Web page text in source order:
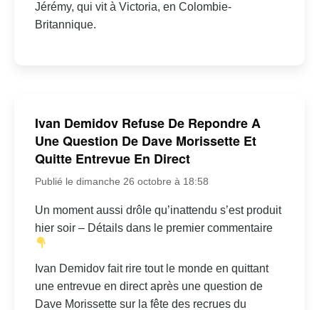
Jérémy, qui vit à Victoria, en Colombie-
Britannique.
Ivan Demidov Refuse De Repondre A
Une Question De Dave Morissette Et
Quitte Entrevue En Direct
Publié le dimanche 26 octobre à 18:58
Un moment aussi drôle qu’inattendu s’est produit
hier soir – Détails dans le premier commentaire
Ivan Demidov fait rire tout le monde en quittant
une entrevue en direct après une question de
Dave Morissette sur la fête des recrues du